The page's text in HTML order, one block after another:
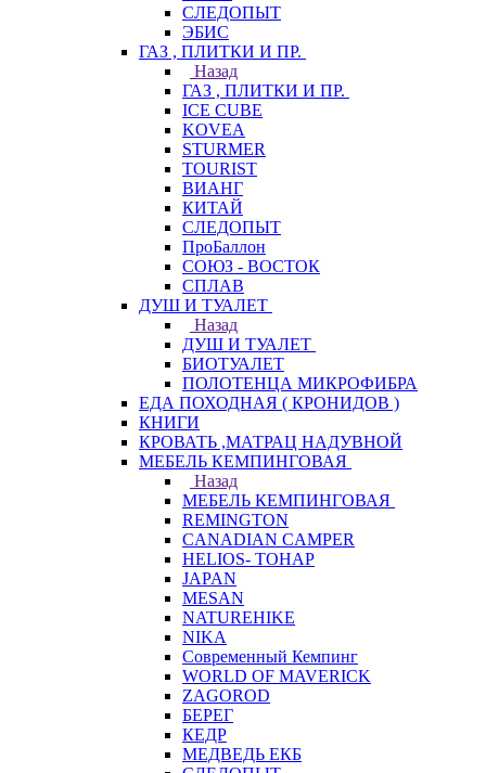
СЛЕДОПЫТ
ЭБИС
ГАЗ , ПЛИТКИ И ПР.
Назад
ГАЗ , ПЛИТКИ И ПР.
ICE CUBE
KOVEA
STURMER
TOURIST
ВИАНГ
КИТАЙ
СЛЕДОПЫТ
ПроБаллон
СОЮЗ - ВОСТОК
СПЛАВ
ДУШ И ТУАЛЕТ
Назад
ДУШ И ТУАЛЕТ
БИОТУАЛЕТ
ПОЛОТЕНЦА МИКРОФИБРА
ЕДА ПОХОДНАЯ ( КРОНИДОВ )
КНИГИ
КРОВАТЬ ,МАТРАЦ НАДУВНОЙ
МЕБЕЛЬ КЕМПИНГОВАЯ
Назад
МЕБЕЛЬ КЕМПИНГОВАЯ
REMINGTON
CANADIAN CAMPER
HELIOS- ТОНАР
JAPAN
MESAN
NATUREHIKE
NIKA
Современный Кемпинг
WORLD OF MAVERICK
ZAGOROD
БЕРЕГ
КЕДР
МЕДВЕДЬ ЕКБ